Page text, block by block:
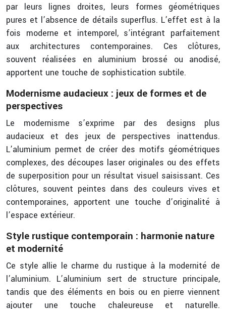
par leurs lignes droites, leurs formes géométriques
pures et l’absence de détails superflus. L’effet est à la
fois moderne et intemporel, s’intégrant parfaitement
aux architectures contemporaines. Ces clôtures,
souvent réalisées en aluminium brossé ou anodisé,
apportent une touche de sophistication subtile.
Modernisme audacieux : jeux de formes et de
perspectives
Le modernisme s’exprime par des designs plus
audacieux et des jeux de perspectives inattendus.
L’aluminium permet de créer des motifs géométriques
complexes, des découpes laser originales ou des effets
de superposition pour un résultat visuel saisissant. Ces
clôtures, souvent peintes dans des couleurs vives et
contemporaines, apportent une touche d’originalité à
l’espace extérieur.
Style rustique contemporain : harmonie nature
et modernité
Ce style allie le charme du rustique à la modernité de
l’aluminium. L’aluminium sert de structure principale,
tandis que des éléments en bois ou en pierre viennent
ajouter une touche chaleureuse et naturelle.